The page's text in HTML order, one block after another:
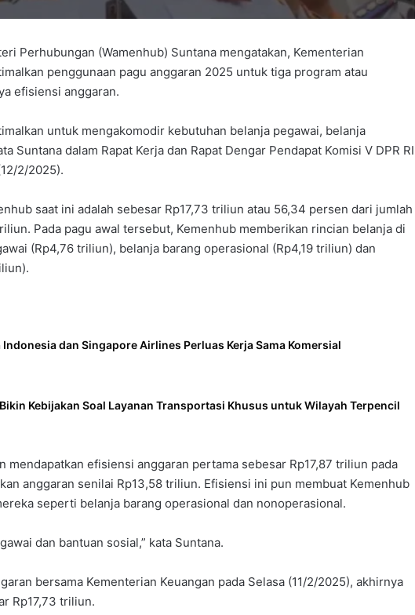
Perhubungan (Wamenhub) Suntana mengatakan, Kementerian
penggunaan pagu anggaran 2025 untuk tiga program atau
efisiensi anggaran.
untuk mengakomodir kebutuhan belanja pegawai, belanja
Suntana dalam Rapat Kerja dan Rapat Dengar Pendapat Komisi V DPR RI
2/2025).
saat ini adalah sebesar Rp17,73 triliun atau 56,34 persen dari jumlah
Pada pagu awal tersebut, Kemenhub memberikan rincian belanja di
(Rp4,76 triliun), belanja barang operasional (Rp4,19 triliun) dan
dan Singapore Airlines Perluas Kerja Sama Komersial
Kebijakan Soal Layanan Transportasi Khusus untuk Wilayah Terpencil
mendapatkan efisiensi anggaran pertama sebesar Rp17,87 triliun pada
anggaran senilai Rp13,58 triliun. Efisiensi ini pun membuat Kemenhub
seperti belanja barang operasional dan nonoperasional.
dan bantuan sosial,” kata Suntana.
bersama Kementerian Keuangan pada Selasa (11/2/2025), akhirnya
Rp17,73 triliun.